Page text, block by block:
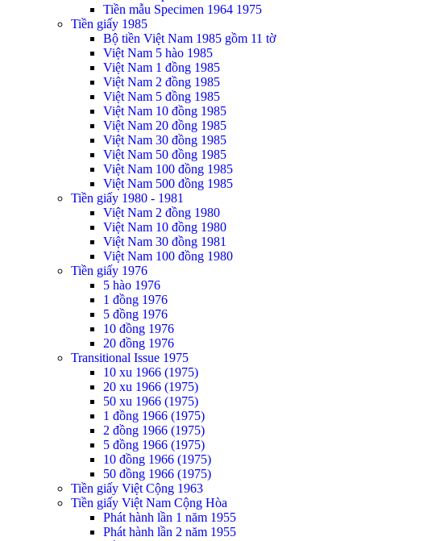
Tiền mẫu Specimen 1964 1975
Tiền giấy 1985
Bộ tiền Việt Nam 1985 gồm 11 tờ
Việt Nam 5 hào 1985
Việt Nam 1 đồng 1985
Việt Nam 2 đồng 1985
Việt Nam 5 đồng 1985
Việt Nam 10 đồng 1985
Việt Nam 20 đồng 1985
Việt Nam 30 đồng 1985
Việt Nam 50 đồng 1985
Việt Nam 100 đồng 1985
Việt Nam 500 đồng 1985
Tiền giấy 1980 - 1981
Việt Nam 2 đồng 1980
Việt Nam 10 đồng 1980
Việt Nam 30 đồng 1981
Việt Nam 100 đồng 1980
Tiền giấy 1976
5 hào 1976
1 đồng 1976
5 đồng 1976
10 đồng 1976
20 đồng 1976
Transitional Issue 1975
10 xu 1966 (1975)
20 xu 1966 (1975)
50 xu 1966 (1975)
1 đồng 1966 (1975)
2 đồng 1966 (1975)
5 đồng 1966 (1975)
10 đồng 1966 (1975)
50 đồng 1966 (1975)
Tiền giấy Việt Cộng 1963
Tiền giấy Việt Nam Cộng Hòa
Phát hành lần 1 năm 1955
Phát hành lần 2 năm 1955